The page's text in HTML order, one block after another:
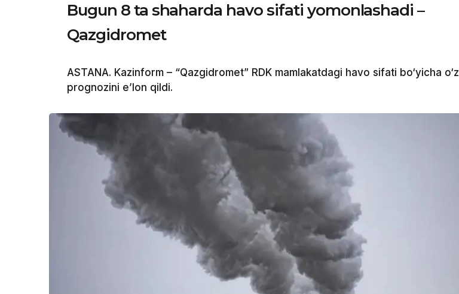
Bugun 8 ta shaharda havo sifati yomonlashadi –
Qazgidromet
ASTANA. Kazinform – “Qazgidromet” RDK mamlakatdagi havo sifati bo‘yicha o‘z
prognozini e’lon qildi.